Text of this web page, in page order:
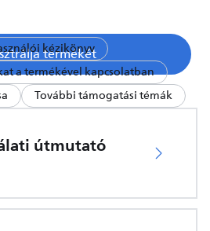
termékét
kézikönyv
a termékével kapcsolatban
További támogatási témák
útmutató